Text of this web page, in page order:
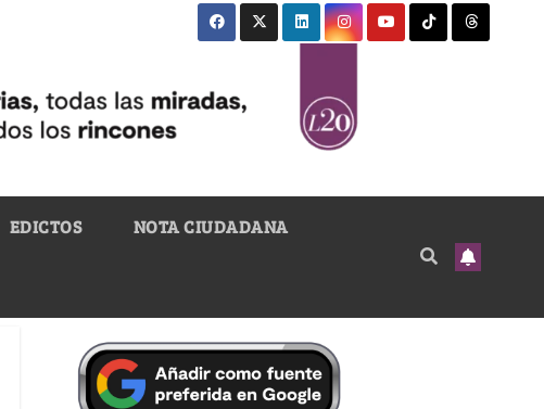
EDICTOS NOTA CIUDADANA